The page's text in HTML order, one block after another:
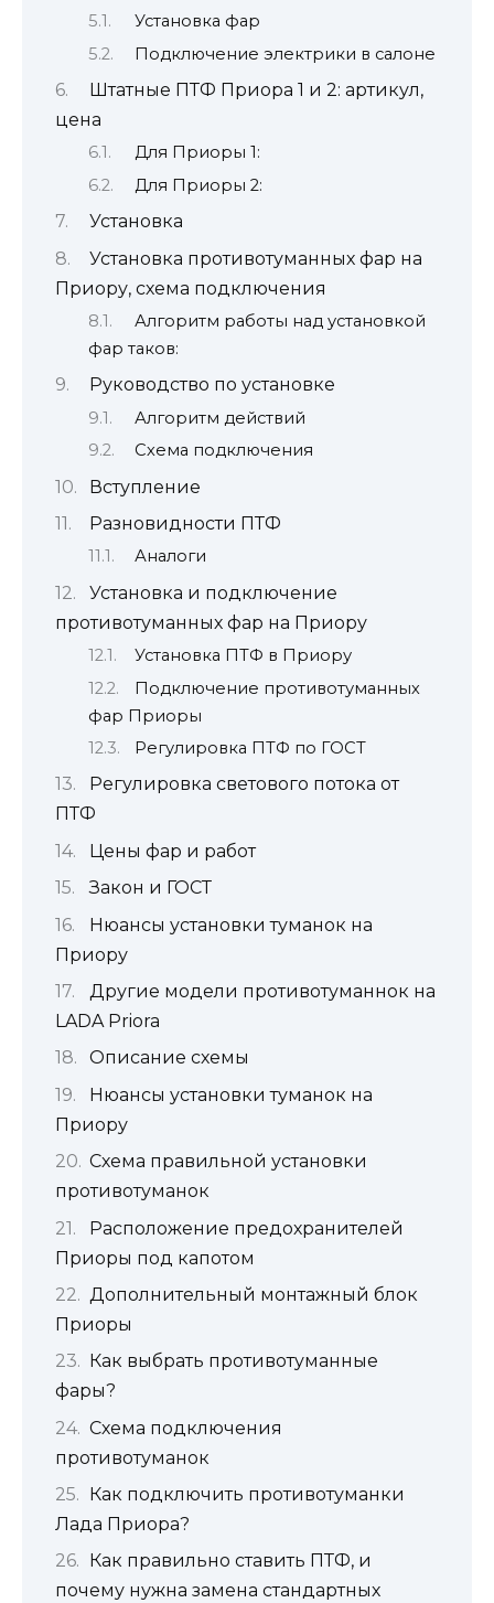
Установка фар
Подключение электрики в салоне
Штатные ПТФ Приора 1 и 2: артикул,
цена
Для Приоры 1:
Для Приоры 2:
Установка
Установка противотуманных фар на
Приору, схема подключения
Алгоритм работы над установкой
фар таков:
Руководство по установке
Алгоритм действий
Схема подключения
Вступление
Разновидности ПТФ
Аналоги
Установка и подключение
противотуманных фар на Приору
Установка ПТФ в Приору
Подключение противотуманных
фар Приоры
Регулировка ПТФ по ГОСТ
Регулировка светового потока от
ПТФ
Цены фар и работ
Закон и ГОСТ
Нюансы установки туманок на
Приору
Другие модели противотуманнок на
LADA Priora
Описание схемы
Нюансы установки туманок на
Приору
Схема правильной установки
противотуманок
Расположение предохранителей
Приоры под капотом
Дополнительный монтажный блок
Приоры
Как выбрать противотуманные
фары?
Схема подключения
противотуманок
Как подключить противотуманки
Лада Приора?
Как правильно ставить ПТФ, и
почему нужна замена стандартных